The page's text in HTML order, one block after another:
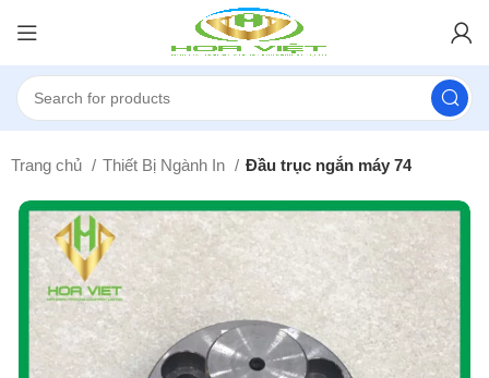
Trang chủ Thiết Bị Ngành In Đầu trục ngắn máy 74